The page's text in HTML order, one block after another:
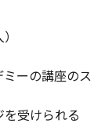
ーの講座のス
受けられる